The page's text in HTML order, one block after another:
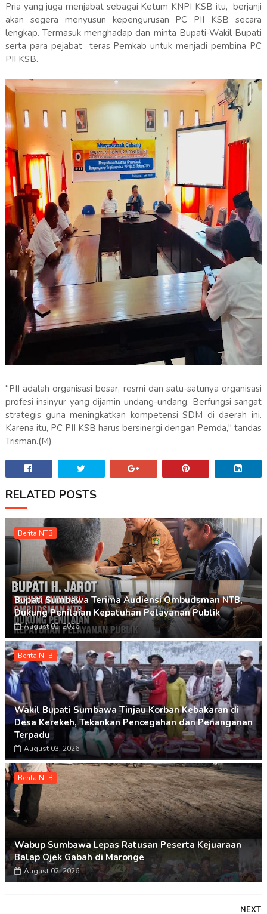
Pria yang juga menjabat sebagai Ketum KNPI KSB itu, berjanji
akan segera menyusun kepengurusan PC PII KSB secara
lengkap. Termasuk menghadap dan minta Bupati-Wakil Bupati
serta para pejabat teras Pemkab untuk menjadi pembina PC
PII KSB.
"PII adalah organisasi besar, resmi dan satu-satunya organisasi
profesi insinyur yang dijamin undang-undang. Berfungsi sangat
strategis guna meningkatkan kompetensi SDM di daerah ini.
Karena itu, PC PII KSB harus bersinergi dengan Pemda," tandas
Trisman.(M)
RELATED POSTS
Berita NTB
Bupati Sumbawa Terima Audiensi Ombudsman NTB,
Dukung Penilaian Kepatuhan Pelayanan Publik
August 03, 2026
Berita NTB
Wakil Bupati Sumbawa Tinjau Korban Kebakaran di
Desa Kerekeh, Tekankan Pencegahan dan Penanganan
Terpadu
August 03, 2026
Berita NTB
Wabup Sumbawa Lepas Ratusan Peserta Kejuaraan
Balap Ojek Gabah di Maronge
August 02, 2026
NEXT